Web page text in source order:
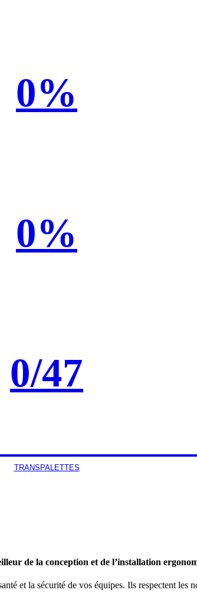
0%
0%
0/47
TRANSPALETTES
de la conception et de l’installation
et la sécurité de vos équipes. Ils respectent les